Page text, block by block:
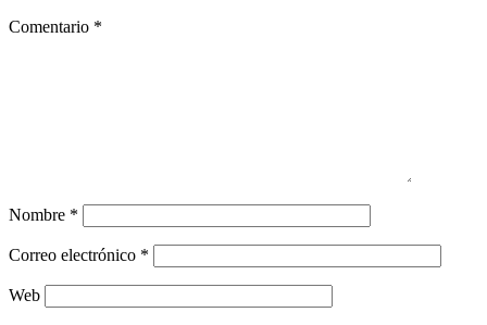
Comentario *
Nombre *
Correo electrónico *
Web